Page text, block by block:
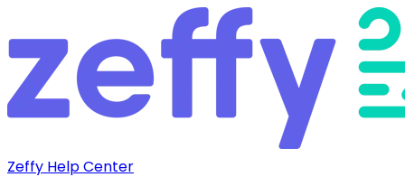
Zeffy Help Center